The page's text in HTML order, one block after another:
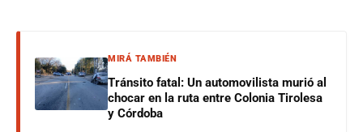
MIRÁ TAMBIÉN
Tránsito fatal: Un automovilista murió al
chocar en la ruta entre Colonia Tirolesa
y Córdoba